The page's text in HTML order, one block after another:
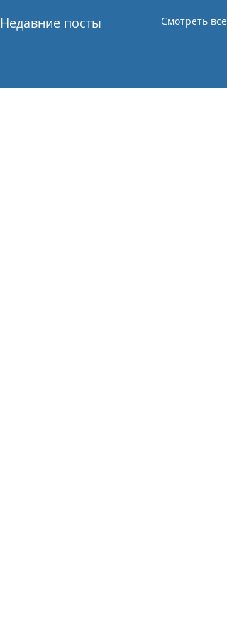
Недавние посты Смотреть все